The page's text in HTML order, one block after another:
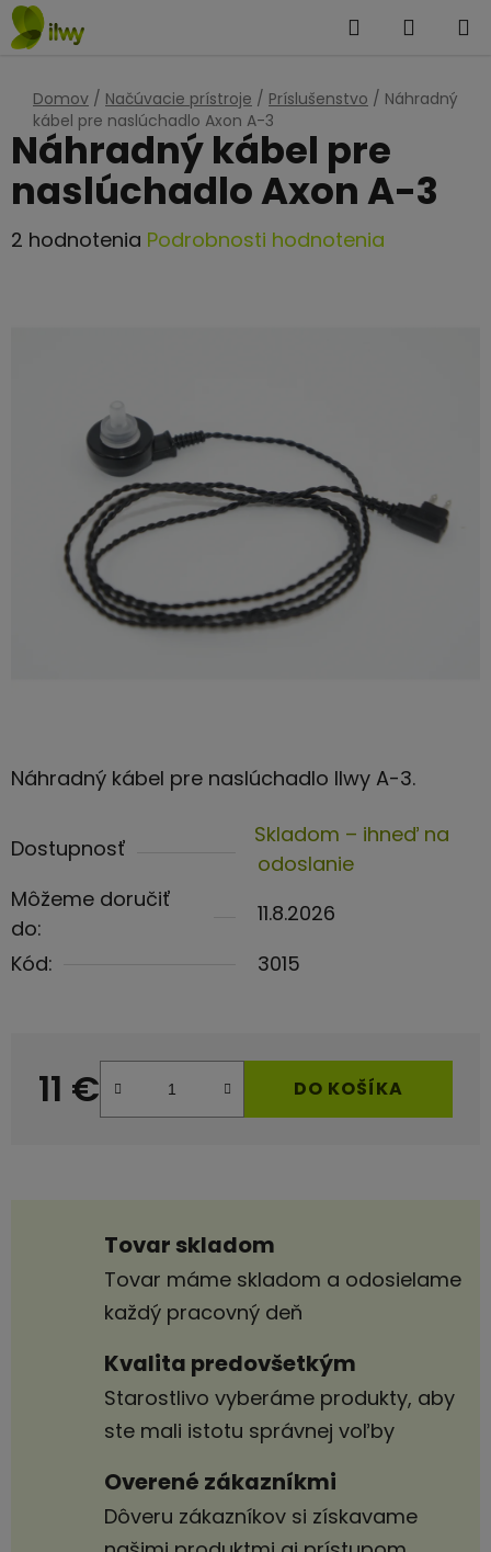
Prejsť
na
Hľadať
Domov / Načúvacie prístroje / Príslušenstvo / Náhradný
kábel pre naslúchadlo Axon A-3
Náhradný kábel pre naslúchadlo Ilwy A-3.
Dostupnosť
Skladom – ihneď na
odoslanie
Môžeme doručiť
do:
11.8.2026
Kód:
3015
11 €
Jednotková cena:
DO KOŠÍKA
Náhradný kábel pre
naslúchadlo Axon A-3
Priemerné
hviezdičiek.
2 hodnotenia Podrobnosti hodnotenia
Tovar skladom
Tovar máme skladom a odosielame
každý pracovný deň
Kvalita predovšetkým
Starostlivo vyberáme produkty, aby
ste mali istotu správnej voľby
Overené zákazníkmi
Dôveru zákazníkov si získavame